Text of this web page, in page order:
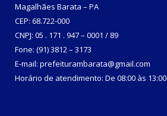
Magalhães Barata – PA
CEP: 68.722-000
CNPJ: 05 . 171 . 947 – 0001 / 89
Fone: (91) 3812 – 3173
E-mail: prefeiturambarata@gmail.com
Horário de atendimento: De 08:00 às 13:00